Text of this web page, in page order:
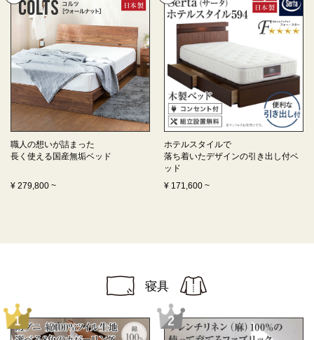
職人の想いが詰まった
長く使える 国産無垢ベッド
¥ 279,800 ~
ホテルスタイルで
落ち着いたデザインの引き出し付ベ
ッド
¥ 171,600 ~
寝具